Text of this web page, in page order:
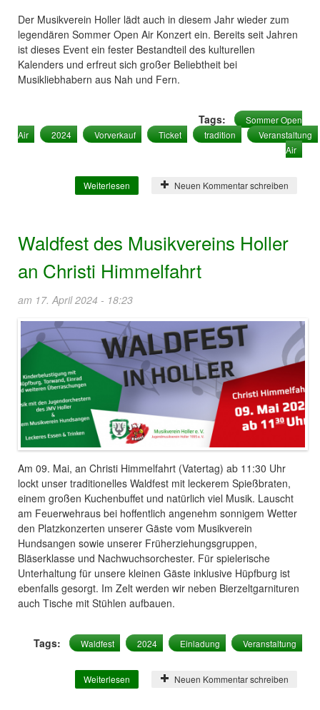
Der Musikverein Holler lädt auch in diesem Jahr wieder zum
legendären Sommer Open Air Konzert ein. Bereits seit Jahren
ist dieses Event ein fester Bestandteil des kulturellen
Kalenders und erfreut sich großer Beliebtheit bei
Musikliebhabern aus Nah und Fern.
Tags:
Sommer Open
Air
2024 Vorverkauf Ticket tradition
Veranstaltung
Air
Weiterlesen über Sommer Open Air 2024!
Neuen Kommentar schreiben
Waldfest des Musikvereins Holler
an Christi Himmelfahrt
am 17. April 2024 - 18:23
Am 09. Mai, an Christi Himmelfahrt (Vatertag) ab 11:30 Uhr
lockt unser traditionelles Waldfest mit leckerem Spießbraten,
einem großen Kuchenbuffet und natürlich viel Musik. Lauscht
am Feuerwehraus bei hoffentlich angenehm sonnigem Wetter
den Platzkonzerten unserer Gäste vom Musikverein
Hundsangen sowie unserer Früherziehungsgruppen,
Bläserklasse und Nachwuchsorchester. Für spielerische
Unterhaltung für unsere kleinen Gäste inklusive Hüpfburg ist
ebenfalls gesorgt. Im Zelt werden wir neben Bierzeltgarnituren
auch Tische mit Stühlen aufbauen.
Tags: Waldfest 2024 Einladung Veranstaltung
Weiterlesen
über Waldfest des Musikvereins Holler an
Neuen Kommentar schreiben